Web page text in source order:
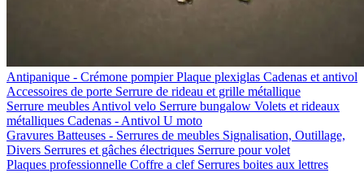
Antipanique - Crémone pompierPlaque plexiglas Cadenas et antivol
Accessoires de porte Serrure de rideau et grille métallique
Serrure meubles Antivol velo Serrure bungalow Volets et rideaux
métalliques Cadenas - Antivol U moto
Gravures Batteuses - Serrures de meubles Signalisation, Outillage,
Divers Serrures et gâches électriques Serrure pour volet
Plaques professionnelle Coffre a clef Serrures boites aux lettres